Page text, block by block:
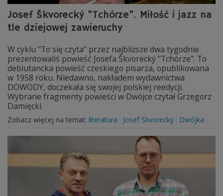
Josef Škvorecký "Tchórze". Miłość i jazz na
tle dziejowej zawieruchy
W cyklu "To się czyta" przez najbliższe dwa tygodnie
prezentowaliś powieść Josefa Škvorecký "Tchórze". To
debiutancka powieść czeskiego pisarza, opublikowana
w 1958 roku. Niedawno, nakładem wydawnictwa
DOWODY, doczekała się swojej polskiej reedycji.
Wybrane fragmenty powieści w Dwójce czytał Grzegorz
Damięcki.
Zobacz więcej na temat: literatura Josef Skvorecky Dwójka